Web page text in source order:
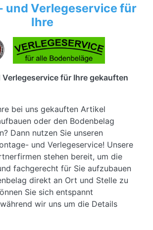
und Verlegeservice für
Ihre
für Ihre gekauften
bei uns gekauften Artikel
oder den Bodenbelag
Dann nutzen Sie unseren
und Verlegeservice! Unsere
stehen bereit, um die
fachgerecht für Sie aufzubauen
direkt an Ort und Stelle zu
Sie sich entspannt
wir uns um die Details